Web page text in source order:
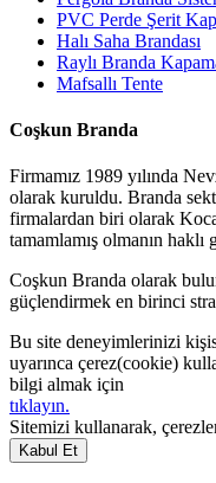
PVC Perde Şerit
Halı Saha Brandası
Raylı Branda
Mafsallı Tente
Coşkun Branda
Firmamız 1989 yılında
olarak kuruldu. Branda
firmalardan biri olarak
tamamlamış olmanın haklı
Coşkun Branda olarak
güçlendirmek en birinci
Bu site deneyimlerinizi
uyarınca çerez(cookie)
bilgi almak için
tıklayın.
Sitemizi kullanarak,
Kabul Et